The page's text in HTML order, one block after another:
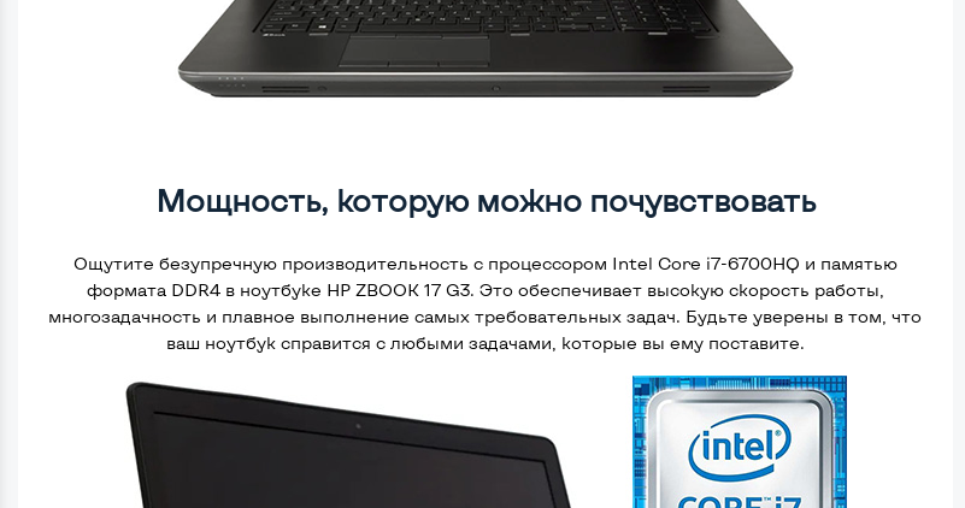
Мощность, которую можно почувствовать
Ощутите безупречную производительность с процессором Intel Core i7-6700HQ и памятью
формата DDR4 в ноутбуке HP ZBOOK 17 G3. Это обеспечивает высокую скорость работы,
многозадачность и плавное выполнение самых требовательных задач. Будьте уверены в том, что
ваш ноутбук справится с любыми задачами, которые вы ему поставите.